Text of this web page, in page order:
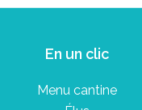
En un clic
Menu cantine